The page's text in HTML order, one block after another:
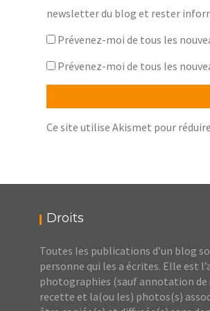
newsletter du blog et rester
Prévenez-moi de tous les
Prévenez-moi de tous les
Ce site utilise Akismet pour
Droits
Toutes les publications d’un blog
personne qui les a écrites. Elle est
photographies (sauf annotation de
recette et la(ou les) photos(s)